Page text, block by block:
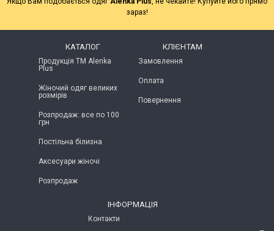
зараз!
КАТАЛОГ
Продукція ТМ Alenka
Plus
Жіночий одяг великих
розмірів
Розпродаж: все по 100
грн
Постільна білизна
Аксесуари жіночі
Розпродаж
КЛІЄНТАМ
Замовлення
Оплата
Повернення
ІНФОРМАЦІЯ
Контакти